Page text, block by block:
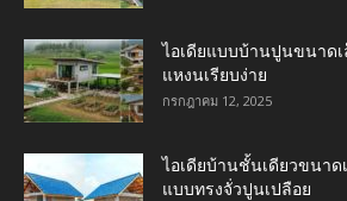
ไอเดียแบบบ้านปูนขนาดเ
แหงนเรียบง่าย
กรกฎาคม 12, 2025
ไอเดียบ้านชั้นเดียวขนาด
แบบทรงจั่วปูนเปลือย